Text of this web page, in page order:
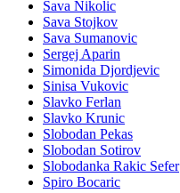
Sava Nikolic
Sava Stojkov
Sava Sumanovic
Sergej Aparin
Simonida Djordjevic
Sinisa Vukovic
Slavko Ferlan
Slavko Krunic
Slobodan Pekas
Slobodan Sotirov
Slobodanka Rakic Sefer
Spiro Bocaric